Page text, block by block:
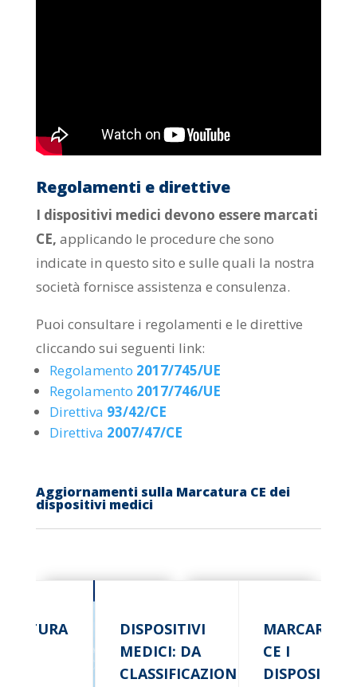
Regolamenti e direttive
I dispositivi medici devono essere marcati
CE, applicando le procedure che sono
indicate in questo sito e sulle quali la nostra
società fornisce assistenza e consulenza.
Puoi consultare i regolamenti e le direttive
cliccando sui seguenti link:
Regolamento 2017/745/UE
Regolamento 2017/746/UE
Direttiva 93/42/CE
Direttiva 2007/47/CE
Aggiornamenti sulla Marcatura CE dei
dispositivi medici
DISPOSITIVI
MEDICI: DA
CLASSIFICAZIONE
MARCARE
CE I
DISPOSITIVI